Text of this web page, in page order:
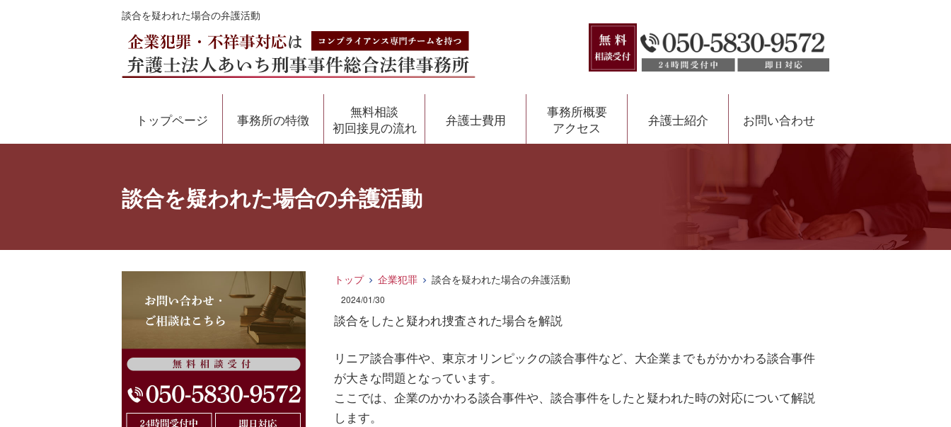
談合を疑われた場合の弁護活動
トップページ 事務所の特徴
無料相談
初回接見の流れ
弁護士費用
事務所概要
アクセス
弁護士紹介 お問い合わせ
談合を疑われた場合の弁護活動
トップ 企業犯罪 談合を疑われた場合の弁護活動
2024/01/30
談合をしたと疑われ捜査された場合を解説
リニア談合事件や、東京オリンピックの談合事件など、大企業までもがかかわる談合事件
が大きな問題となっています。
ここでは、企業のかかわる談合事件や、談合事件をしたと疑われた時の対応について解説
します。